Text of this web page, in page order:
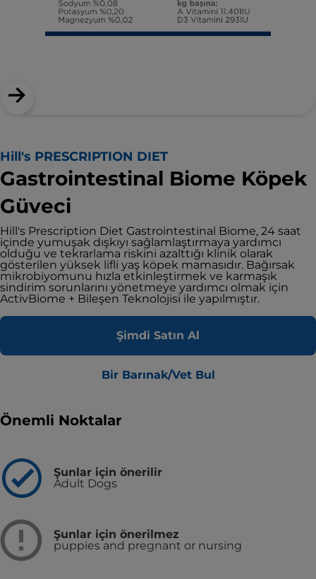
Hill's PRESCRIPTION DIET
Gastrointestinal Biome Köpek
Güveci
Hill's Prescription Diet Gastrointestinal Biome, 24 saat
içinde yumuşak dışkıyı sağlamlaştırmaya yardımcı
olduğu ve tekrarlama riskini azalttığı klinik olarak
gösterilen yüksek lifli yaş köpek mamasıdır. Bağırsak
mikrobiyomunu hızla etkinleştirmek ve karmaşık
sindirim sorunlarını yönetmeye yardımcı olmak için
ActivBiome + Bileşen Teknolojisi ile yapılmıştır.
Şimdi Satın Al
Bir Barınak/Vet Bul
Önemli Noktalar
Şunlar için önerilir
Adult Dogs
Şunlar için önerilmez
puppies and pregnant or nursing